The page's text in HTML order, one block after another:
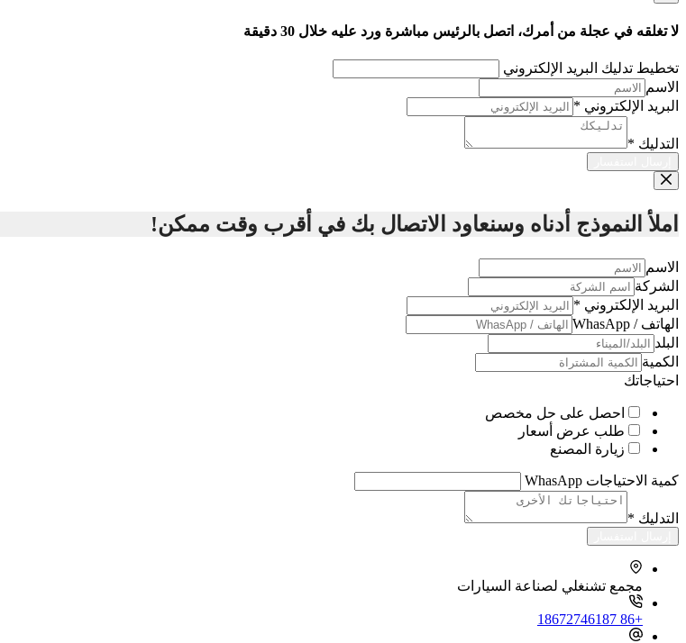
لا تغلقه في عجلة من أمرك، اتصل بالرئيس مباشرة ورد عليه خلال 30 دقيقة
تخطيط تدليك البريد الإلكتروني
الاسم
البريد الإلكتروني *
التدليك *
املأ النموذج أدناه وسنعاود الاتصال بك في أقرب وقت ممكن!
الاسم
الشركة
البريد الإلكتروني *
الهاتف / WhasApp
البلد
الكمية
احتياجاتك
احصل على حل مخصص
طلب عرض أسعار
زيارة المصنع
كمية الاحتياجات WhasApp
التدليك *
مجمع تشنغلي لصناعة السيارات
+86 18672746187